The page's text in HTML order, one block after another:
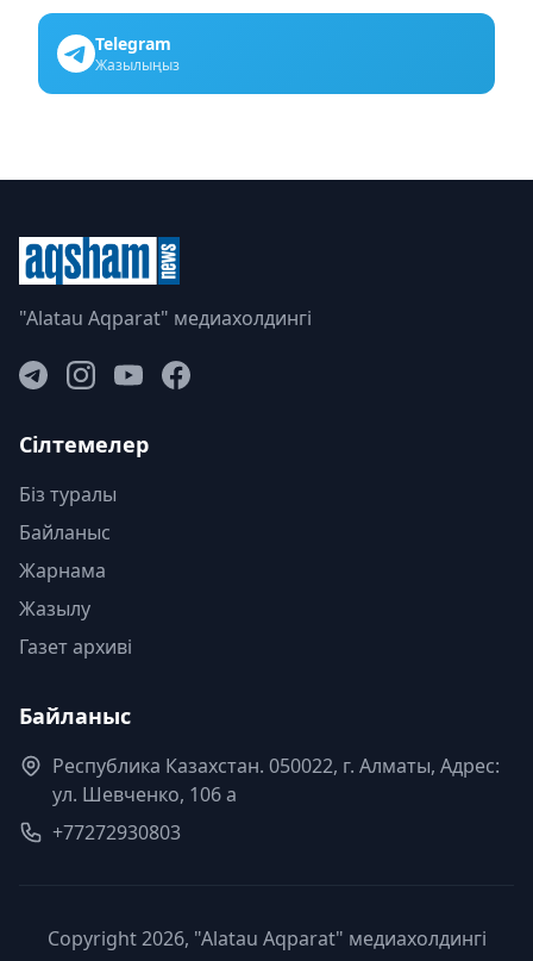
Telegram
Жазылыңыз
"Alatau Aqparat" медиахолдингі
Сілтемелер
Біз туралы
Байланыс
Жарнама
Жазылу
Газет архиві
Байланыс
Республика Казахстан. 050022, г. Алматы, Адрес:
ул. Шевченко, 106 а
+77272930803
Copyright 2026, "Alatau Aqparat" медиахолдингі